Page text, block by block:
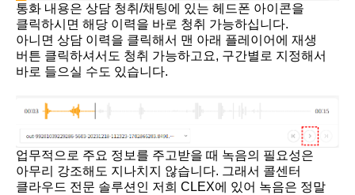
통화 내용은 상담 청취/채팅에 있는 헤드폰 아이콘을
클릭하시면 해당 이력을 바로 청취 가능하십니다.
아니면 상담 이력을 클릭해서 맨 아래 플레이어에 재생
버튼 클릭하셔서도 청취 가능하고요, 구간별로 지정해서
바로 들으실 수도 있습니다.
업무적으로 주요 정보를 주고받을 때 녹음의 필요성은
아무리 강조해도 지나치지 않습니다. 그래서 콜센터
클라우드 전문 솔루션인 저희 CLEX에 있어 녹음은 정말